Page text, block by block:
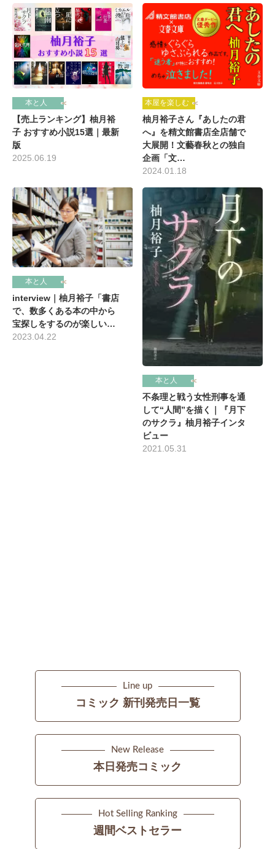
本と人
【売上ランキング】柚月裕
子 おすすめ小説15選｜最新
版
2025.06.19
本屋を楽しむ
柚月裕子さん『あしたの君
へ』を精文館書店全店舗で
大展開！文藝春秋との独自
企画「文…
2024.01.18
本と人
interview｜柚月裕子「書店
で、数多くある本の中から
宝探しをするのが楽しい…
2023.04.22
本と人
不条理と戦う女性刑事を通
して“人間”を描く｜『月下
のサクラ』柚月裕子インタ
ビュー
2021.05.31
Line up
コミック 新刊発売日一覧
New Release
本日発売コミック
Hot Selling Ranking
週間ベストセラー